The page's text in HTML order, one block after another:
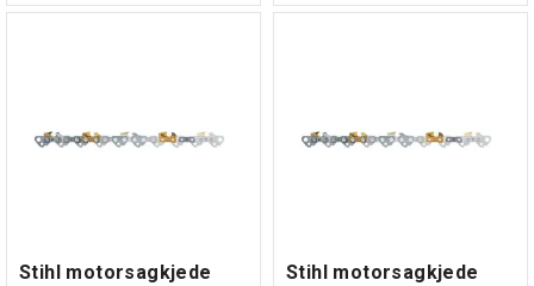
Stihl motorsagkjede
Stihl motorsagkjede